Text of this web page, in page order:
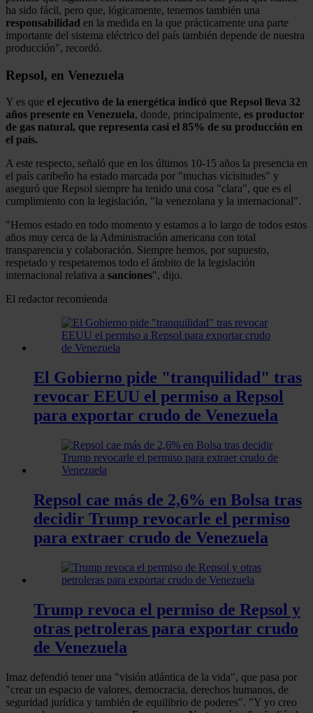
ha sido fácil, pero que, lógicamente, tenemos también una
responsabilidad en la medida en la que prácticamente una parte
importante del sistema eléctrico del país también depende de nuestra
producción", recordó.
Repsol, en Venezuela
Y es que el ejecutivo de la energética indicó que Repsol lleva 32
años presente en Venezuela, donde, principalmente, es productor
de gas natural, que representa casi el 85% de su producción en
el país.
A este respecto, señaló que en los últimos 10-15 años la presencia en
el país caribeño ha estado marcada por "muchas vicisitudes" y
aseguró que Repsol siempre ha tenido una cosa "clara", que es el
cumplimiento con la legislación, "la venezolana y la internacional".
"Hemos estado en todo momento y estamos a lo largo de todos estos
años muy cerca de la Administración americana con total
transparencia y colaboración. Siempre hemos, por supuesto,
respetado y respetaremos todo el ámbito de la legislación
internacional relativa a sanciones", dijo.
El redactor recomienda
El Gobierno pide "tranquilidad" tras
revocar EEUU el permiso a Repsol
para exportar crudo de Venezuela
Repsol cae más de 2,6% en Bolsa tras
decidir Trump revocarle el permiso
para extraer crudo de Venezuela
Trump revoca el permiso de Repsol y
otras petroleras para exportar crudo
de Venezuela
Imaz defendió tener una "visión atlántica de la vida", que pasa por
"crear un espacio de valores, democracia, derechos humanos, de
seguridad jurídica y también de equilibrio de poderes". "Y yo creo